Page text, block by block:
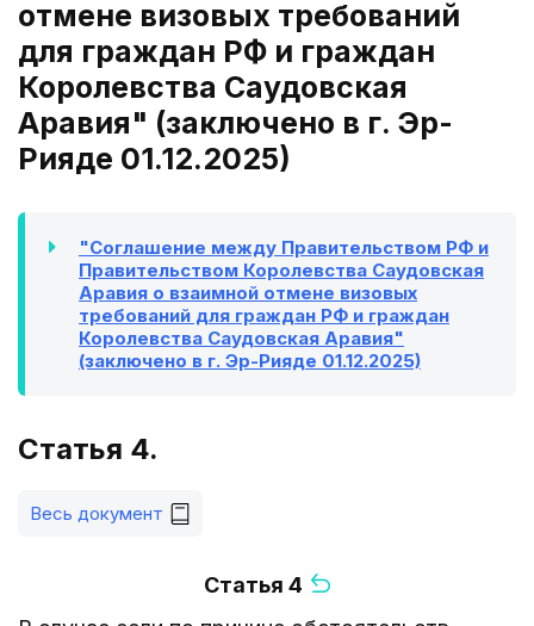
отмене визовых требований
для граждан РФ и граждан
Королевства Саудовская
Аравия" (заключено в г. Эр-
Рияде 01.12.2025)
"Соглашение между Правительством РФ и
Правительством Королевства Саудовская
Аравия о взаимной отмене визовых
требований для граждан РФ и граждан
Королевства Саудовская Аравия"
(заключено в г. Эр-Рияде 01.12.2025)
Статья 4.
Весь документ
Статья 4